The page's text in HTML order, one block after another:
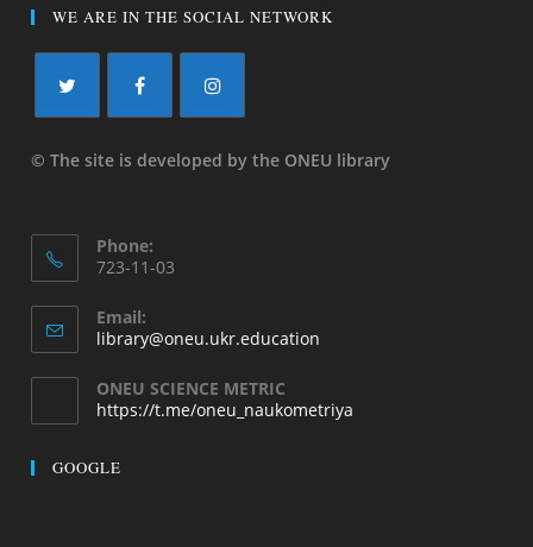
WE ARE IN THE SOCIAL NETWORK
© The site is developed by the ONEU library
Phone:
723-11-03
Email:
library@oneu.ukr.education
ONEU SCIENCE METRIC
https://t.me/oneu_naukometriya
GOOGLE